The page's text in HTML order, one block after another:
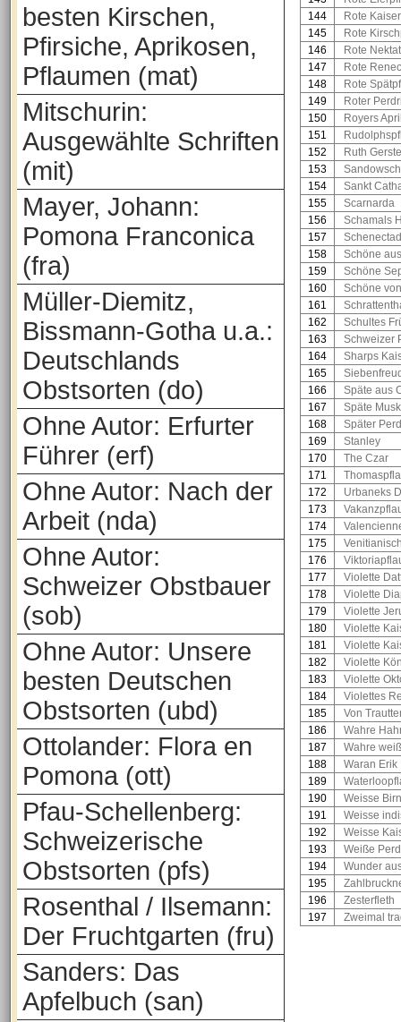
besten Kirschen,
Pfirsiche, Aprikosen,
Pflaumen (mat)
Mitschurin:
Ausgewählte Schriften
(mit)
Mayer, Johann:
Pomona Franconica
(fra)
Müller-Diemitz,
Bissmann-Gotha u.a.:
Deutschlands
Obstsorten (do)
Ohne Autor: Erfurter
Führer (erf)
Ohne Autor: Nach der
Arbeit (nda)
Ohne Autor:
Schweizer Obstbauer
(sob)
Ohne Autor: Unsere
besten Deutschen
Obstsorten (ubd)
Ottolander: Flora en
Pomona (ott)
Pfau-Schellenberg:
Schweizerische
Obstsorten (pfs)
Rosenthal / Ilsemann:
Der Fruchtgarten (fru)
Sanders: Das
Apfelbuch (san)
144
Rote
145
Rote
146
Rote
147
Rote
148
Rote
149
Roter
150
Royers
151
152
Ruth
153
154
Sankt
155
Scarnarda
156
Schamals
157
158
Schöne
159
Schöne
160
Schöne
161
162
Schultes
163
Schweizer
164
Sharps
165
166
Späte aus
167
Späte
168
Später
169
Stanley
170
The Czar
171
172
Urbaneks
173
174
175
176
177
Violette
178
Violette
179
Violette
180
Violette
181
Violette
182
Violette
183
Violette
184
Violettes
185
Von
186
Wahre
187
Wahre
188
Waran Erik
189
190
Weisse
191
Weisse
192
Weisse
193
Weiße
194
Wunder
195
196
Zesterfleth
197
Zweimal